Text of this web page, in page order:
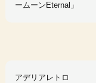
ームーンEternal」
アデリアレトロ